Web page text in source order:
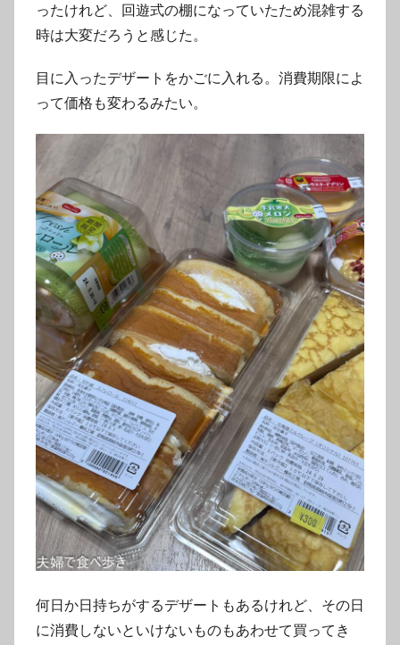
ったけれど、回遊式の棚になっていたため混雑する
時は大変だろうと感じた。
目に入ったデザートをかごに入れる。消費期限によ
って価格も変わるみたい。
何日か日持ちがするデザートもあるけれど、その日
に消費しないといけないものもあわせて買ってき